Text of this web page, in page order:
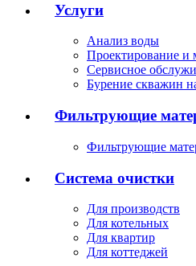
Услуги
Анализ воды
Проектирование и
Сервисное
Бурение скважин
Фильтрующие
Фильтрующие
Система очистки
Для производств
Для котельных
Для квартир
Для коттеджей